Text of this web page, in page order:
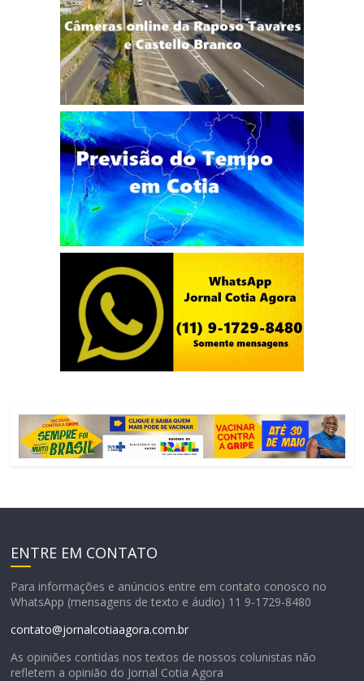
ENTRE EM CONTATO
Para informações e anúncios entre em contato conosco no
WhatsApp (mensagens de texto e áudio) 11 9-1729-8480
contato@jornalcotiaagora.com.br
As opiniões contidas nos textos de nossos colunistas não
refletem a opinião do Jornal Cotia Agora